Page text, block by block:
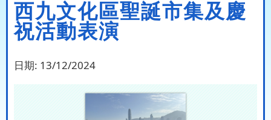
西九文化區聖誕市集及慶
祝活動表演
日期: 13/12/2024